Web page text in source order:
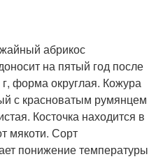
абрикос
на пятый год после
форма округлая. Кожура
с красноватым румянцем
Косточка находится в
мякоти. Сорт
понижение температуры